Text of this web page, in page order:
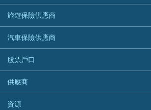
最佳小額貸款比較
易批必批貸款
24小時貸款
最佳循環貸款
HSBC 滙豐銀行貸款
K Cash 貸款
Mox 銀行
National Resources 中潤物業按揭
OCBC 華僑銀行
PrimeCredit 安信信貸
Promise 邦民日本財務
台灣遊信用卡攻略
機場貴賓室信用卡
銀聯信用卡
高獎賞信用卡推薦
酒店信用卡
大新銀行
恒生銀行
Standard Chartered渣打銀行
東亞銀行
SIM
HKTVmall優惠碼
交稅優惠
酒店優惠碼
機票優惠碼
汽車保險
家居保險
家傭保險
寵物保險
定期人壽保險
危疾保險
年金資訊
樓宇火險
日本旅遊保險及資訊
泰國旅遊保險及資訊
台灣旅遊保險及資訊
韓國旅遊保險及資訊
歐洲旅遊保險及資訊
越南旅遊保險及資訊
澳洲旅遊保險及資訊
旅遊保險供應商
AXA 安盛
AIG 美亞
Allianz 安聯
Allied World 世聯
Avo
中國銀行
汽車保險供應商
大新汽車保險
中銀汽車保險
Allianz安聯汽車保險
bolttech保障汽車保險
股票戶口
富途證券
IB盈透證券
供應商
富途牛牛好唔好？
資源